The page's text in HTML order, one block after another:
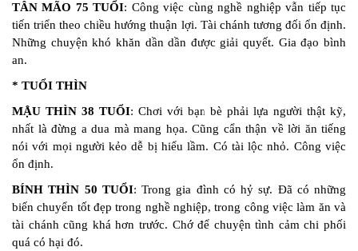
TÂN MÃO 75 TUỔI: Công việc cùng nghề nghiệp vẫn tiếp tục
tiến triển theo chiều hướng thuận lợi. Tài chánh tương đối ổn định.
Những chuyện khó khăn dần dần được giải quyết. Gia đạo bình
an.
* TUỔI THÌN
MẬU THÌN 38 TUỔI: Chơi với bạn bè phải lựa người thật kỹ,
nhất là đừng a dua mà mang họa. Cũng cẩn thận về lời ăn tiếng
nói với mọi người kẻo dễ bị hiểu lầm. Có tài lộc nhỏ. Công việc
ổn định.
BÍNH THÌN 50 TUỔI: Trong gia đình có hỷ sự. Đã có những
biến chuyển tốt đẹp trong nghề nghiệp, trong công việc làm ăn và
tài chánh cũng khá hơn trước. Chớ để chuyện tình cảm chi phối
quá có hại đó.